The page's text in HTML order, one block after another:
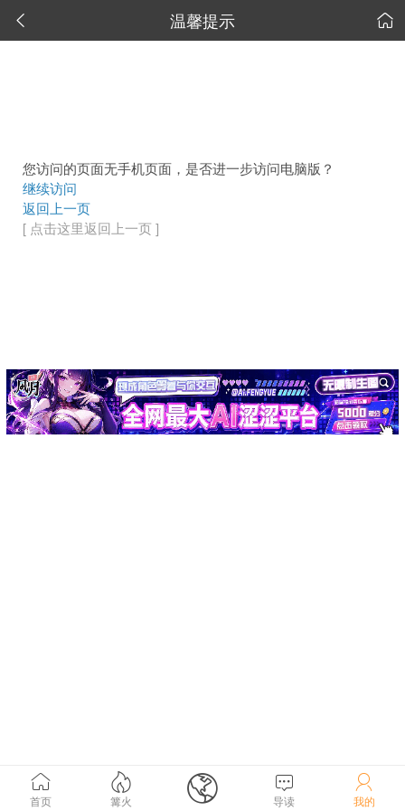
 温馨提示 
您访问的页面无手机页面，是否进一步访问电脑版？
继续访问
返回上一页
[ 点击这里返回上一页 ]

首页

篝火  
导读

我的